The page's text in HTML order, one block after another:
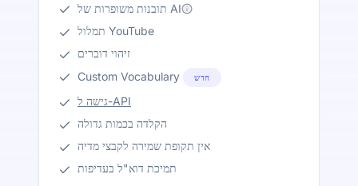
תובנות משופרות של AI
תמלול YouTube
זיהוי דוברים
Custom Vocabulary
חדש
גישה ל-API
הקלדה בכמות גדולה
אין תקופת שמירה לקבצי מדיה
תמיכת דוא"ל בעדיפות